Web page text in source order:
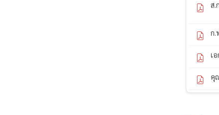
ส.
ก.
เ
คุ